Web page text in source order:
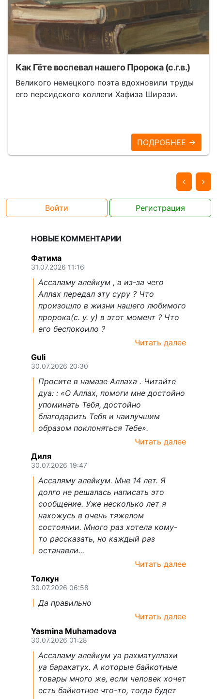
Как Гёте воспевал нашего Пророка (с.г.в.)
Великого немецкого поэта вдохновили труды
его персидского коллеги Хафиза Ширази.
ПОДРОБНЕЕ →
Войти Регистрация
НОВЫЕ КОММЕНТАРИИ
Фатима
31.07.2026 11:16
Ассаламу алейкум , а из-за чего
Аллах передал эту суру ? Что
произошло в жизни нашего любимого
пророка(с. у. у) в этот момент ? Что
его беспокоило ?
Читать далее
Guli
30.07.2026 20:30
Просите в намазе Аллаха . Читайте
дуа: : «О Аллах, помоги мне достойно
упоминать Тебя, достойно
благодарить Тебя и наилучшим
образом поклоняться Тебе».
Читать далее
Диля
30.07.2026 19:47
Ассаляму алейкум. Мне 14 лет. Я
долго не решалась написать это
сообщение. Уже несколько лет я
нахожусь в очень тяжелом
состоянии. Много раз хотела кому-
то рассказать, но каждый раз
останавли...
Читать далее
Толкун
30.07.2026 06:58
Да правильно
Читать далее
Yasmina Muhamadova
30.07.2026 01:28
Ассаламу алейкум уа рахматуллахи
уа баракатух. А которые байкотные
товары много же, если человек хочет
есть байкотное что-то, тогда будет